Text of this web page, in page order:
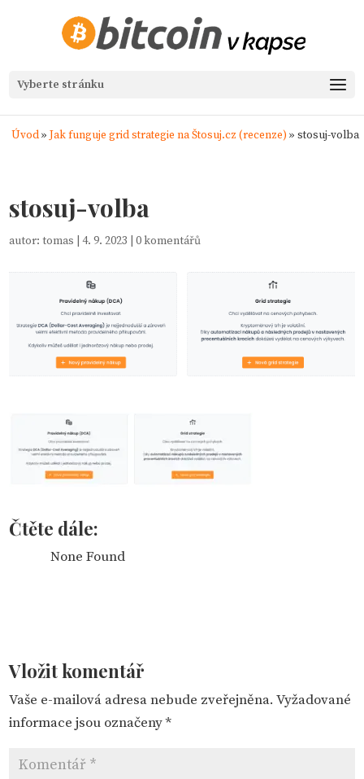
Vyberte stránku
Úvod» Jak funguje grid strategie na Štosuj.cz (recenze) » stosuj-volba
stosuj-volba
autor:tomas |4. 9. 2023 |0 komentářů
Čtěte dále:
None Found
Vložit komentář
Vaše e-mailová adresa nebude zveřejněna. Vyžadované
informace jsou označeny*